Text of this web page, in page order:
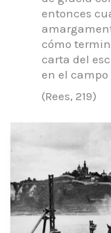
entonces
cómo
carta del
en el campo
(Rees, 219)